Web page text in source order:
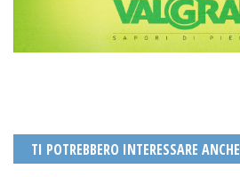
TI POTREBBERO INTERESSARE ANCHE